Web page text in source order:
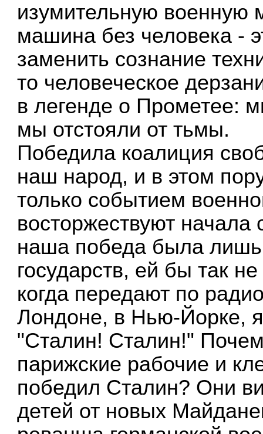
изумительную военную
машина без человека -
заменить сознание
то человеческое
в легенде о Прометее:
мы отстояли от тьмы.
Победила коалиция
наш народ, и в этом
только событием
восторжествуют
наша победа была лишь
государств, ей бы так
когда передают по
Лондоне, в Нью-Йорке,
"Сталин! Сталин!"
парижские рабочие и
победил Сталин? Они
детей от новых